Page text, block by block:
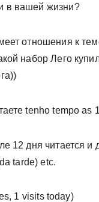
в вашей жизни?
отношения к
набор Лего
tenho tempo as
12 дня читается и
tarde) etc.
1 visits today)